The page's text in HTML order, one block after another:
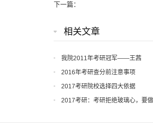
下一篇：
相关文章
我院2011年考研冠军——王茜
2016年考研查分前注意事项
2017考研院校选择四大依据
2017考研：考研拒绝玻璃心，要